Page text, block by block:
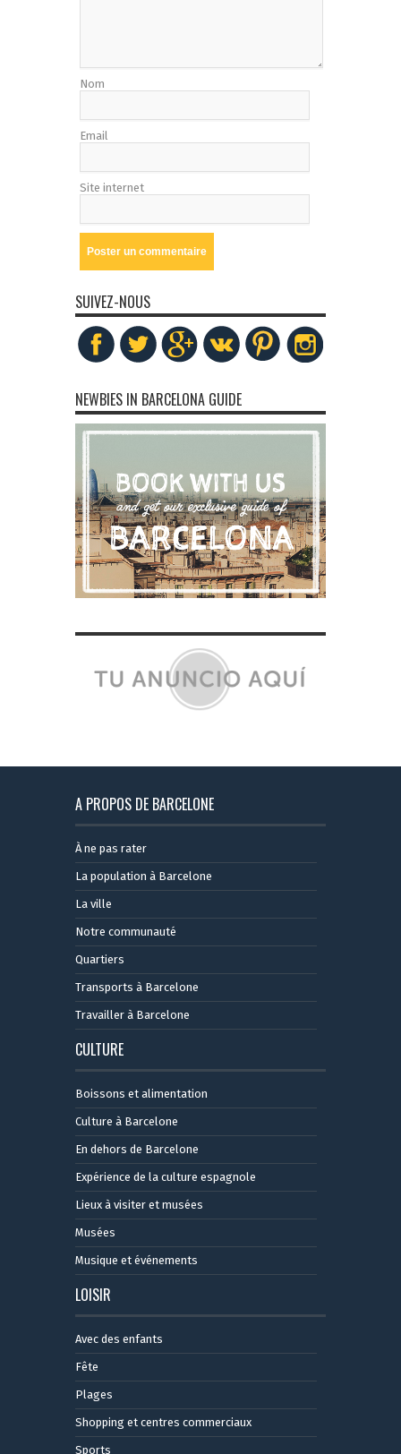
Nom
Email
Site internet
SUIVEZ-NOUS
NEWBIES IN BARCELONA GUIDE
A PROPOS DE BARCELONE
À ne pas rater
La population à Barcelone
La ville
Notre communauté
Quartiers
Transports à Barcelone
Travailler à Barcelone
CULTURE
Boissons et alimentation
Culture à Barcelone
En dehors de Barcelone
Expérience de la culture espagnole
Lieux à visiter et musées
Musées
Musique et événements
LOISIR
Avec des enfants
Fête
Plages
Shopping et centres commerciaux
Sports